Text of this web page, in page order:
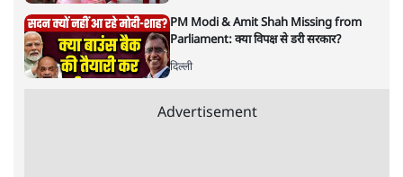
PM Modi & Amit Shah Missing from
Parliament: क्या विपक्ष से डरी सरकार?
दिल्ली
Advertisement